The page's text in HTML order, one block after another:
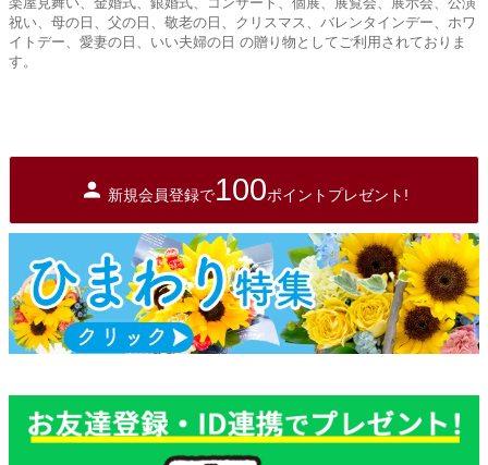
祝い、母の日、父の日、敬老の日、クリスマス、バレンタインデー、ホワ
イトデー、愛妻の日、いい夫婦の日 の贈り物としてご利用されておりま
す。
新規会員登録で100ポイントプレゼント!